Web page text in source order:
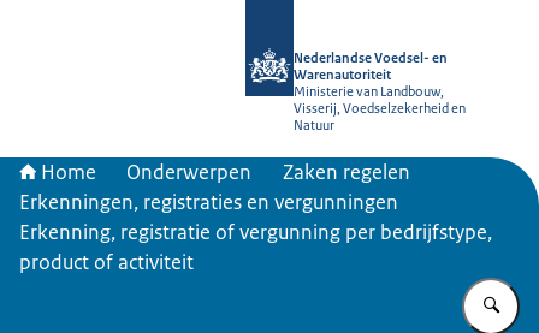
Nederlandse Voedsel- en
Warenautoriteit
Ministerie van Landbouw,
Visserij, Voedselzekerheid en
Natuur
Home Onderwerpen
Zaken regelen
Erkenningen, registraties en vergunningen
Erkenning, registratie of vergunning per bedrijfstype,
product of activiteit